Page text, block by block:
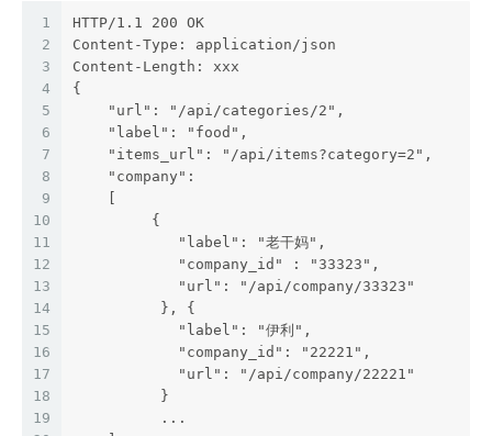
1
2
3
4
5
6
7
8
9
10
11
12
13
14
15
16
17
18
19
HTTP/1.1 200 OK
Content-Type: application/json
Content-Length: xxx
{
    "url": "/api/categories/2",
    "label": "food",
    "items_url": "/api/items?category=2",
    "company":
    [
         {
            "label": "老干妈",
            "company_id" : "33323",
            "url": "/api/company/33323"
          }, {
            "label": "伊利",
            "company_id": "22221",
            "url": "/api/company/22221"
          }
          ...